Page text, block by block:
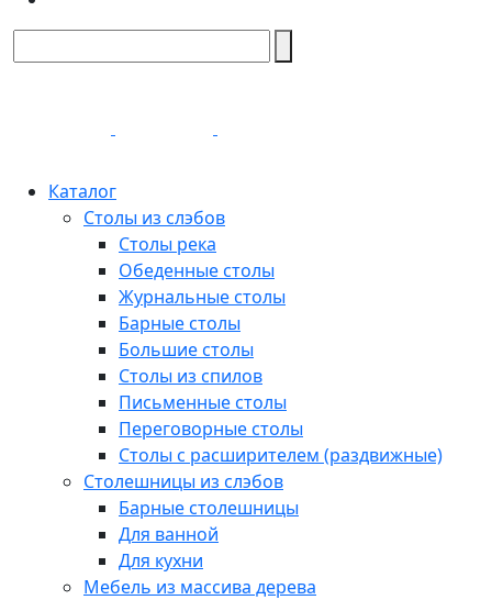
Каталог
Столы из слэбов
Столы река
Обеденные столы
Журнальные столы
Барные столы
Большие столы
Столы из спилов
Письменные столы
Переговорные столы
Столы с расширителем (раздвижные)
Столешницы из слэбов
Барные столешницы
Для ванной
Для кухни
Мебель из массива дерева